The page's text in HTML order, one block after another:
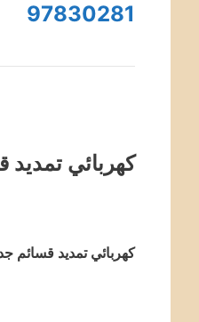
97830281
كهربائي
كهربائي تمديد قسائم